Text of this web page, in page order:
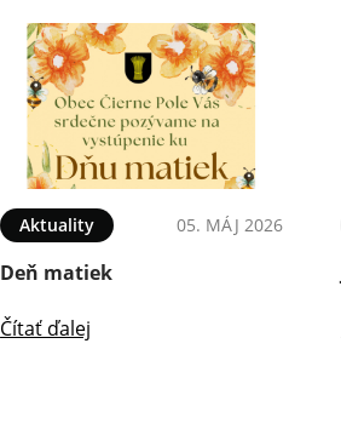
Aktuality 05. MÁJ 2026
Deň matiek
Čítať ďalej